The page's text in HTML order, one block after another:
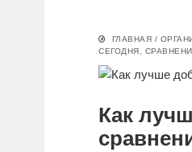
ГЛАВНАЯ /
СЕГОДНЯ,
Как